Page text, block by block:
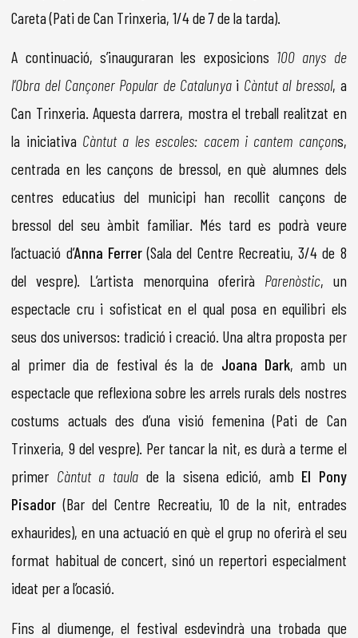
Careta (Pati de Can Trinxeria, 1/4 de 7 de la tarda).
A continuació, s’inauguraran les exposicions 100 anys de
l’Obra del Cançoner Popular de Catalunya i Càntut al bressol, a
Can Trinxeria. Aquesta darrera, mostra el treball realitzat en
la iniciativa Càntut a les escoles: cacem i cantem cançons,
centrada en les cançons de bressol, en què alumnes dels
centres educatius del municipi han recollit cançons de
bressol del seu àmbit familiar. Més tard es podrà veure
l’actuació d’Anna Ferrer(Sala del Centre Recreatiu, 3/4 de 8
del vespre). L’artista menorquina oferirà Parenòstic, un
espectacle cru i sofisticat en el qual posa en equilibri els
seus dos universos: tradició i creació. Una altra proposta per
al primer dia de festival és la de Joana Dark, amb un
espectacle que reflexiona sobre les arrels rurals dels nostres
costums actuals des d’una visió femenina (Pati de Can
Trinxeria, 9 del vespre). Per tancar la nit, es durà a terme el
primer Càntut a taula de la sisena edició, amb El Pony
Pisador(Bar del Centre Recreatiu, 10 de la nit, entrades
exhaurides), en una actuació en què el grup no oferirà el seu
format habitual de concert, sinó un repertori especialment
ideat per a l’ocasió.
Fins al diumenge, el festival esdevindrà una trobada que